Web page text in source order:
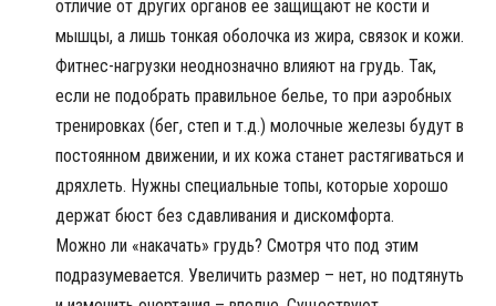
отличие от других органов ее защищают не кости и
мышцы, а лишь тонкая оболочка из жира, связок и кожи.
Фитнес-нагрузки неоднозначно влияют на грудь. Так,
если не подобрать правильное белье, то при аэробных
тренировках (бег, степ и т.д.) молочные железы будут в
постоянном движении, и их кожа станет растягиваться и
дряхлеть. Нужны специальные топы, которые хорошо
держат бюст без сдавливания и дискомфорта.
Можно ли «накачать» грудь? Смотря что под этим
подразумевается. Увеличить размер – нет, но подтянуть